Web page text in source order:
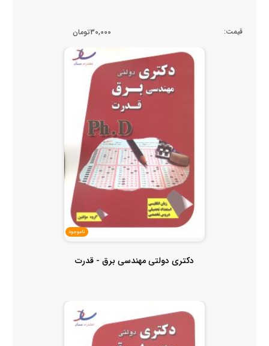
قیمت: 30,000تومان
ناموجود
دکتری دولتی مهندسی برق - قدرت